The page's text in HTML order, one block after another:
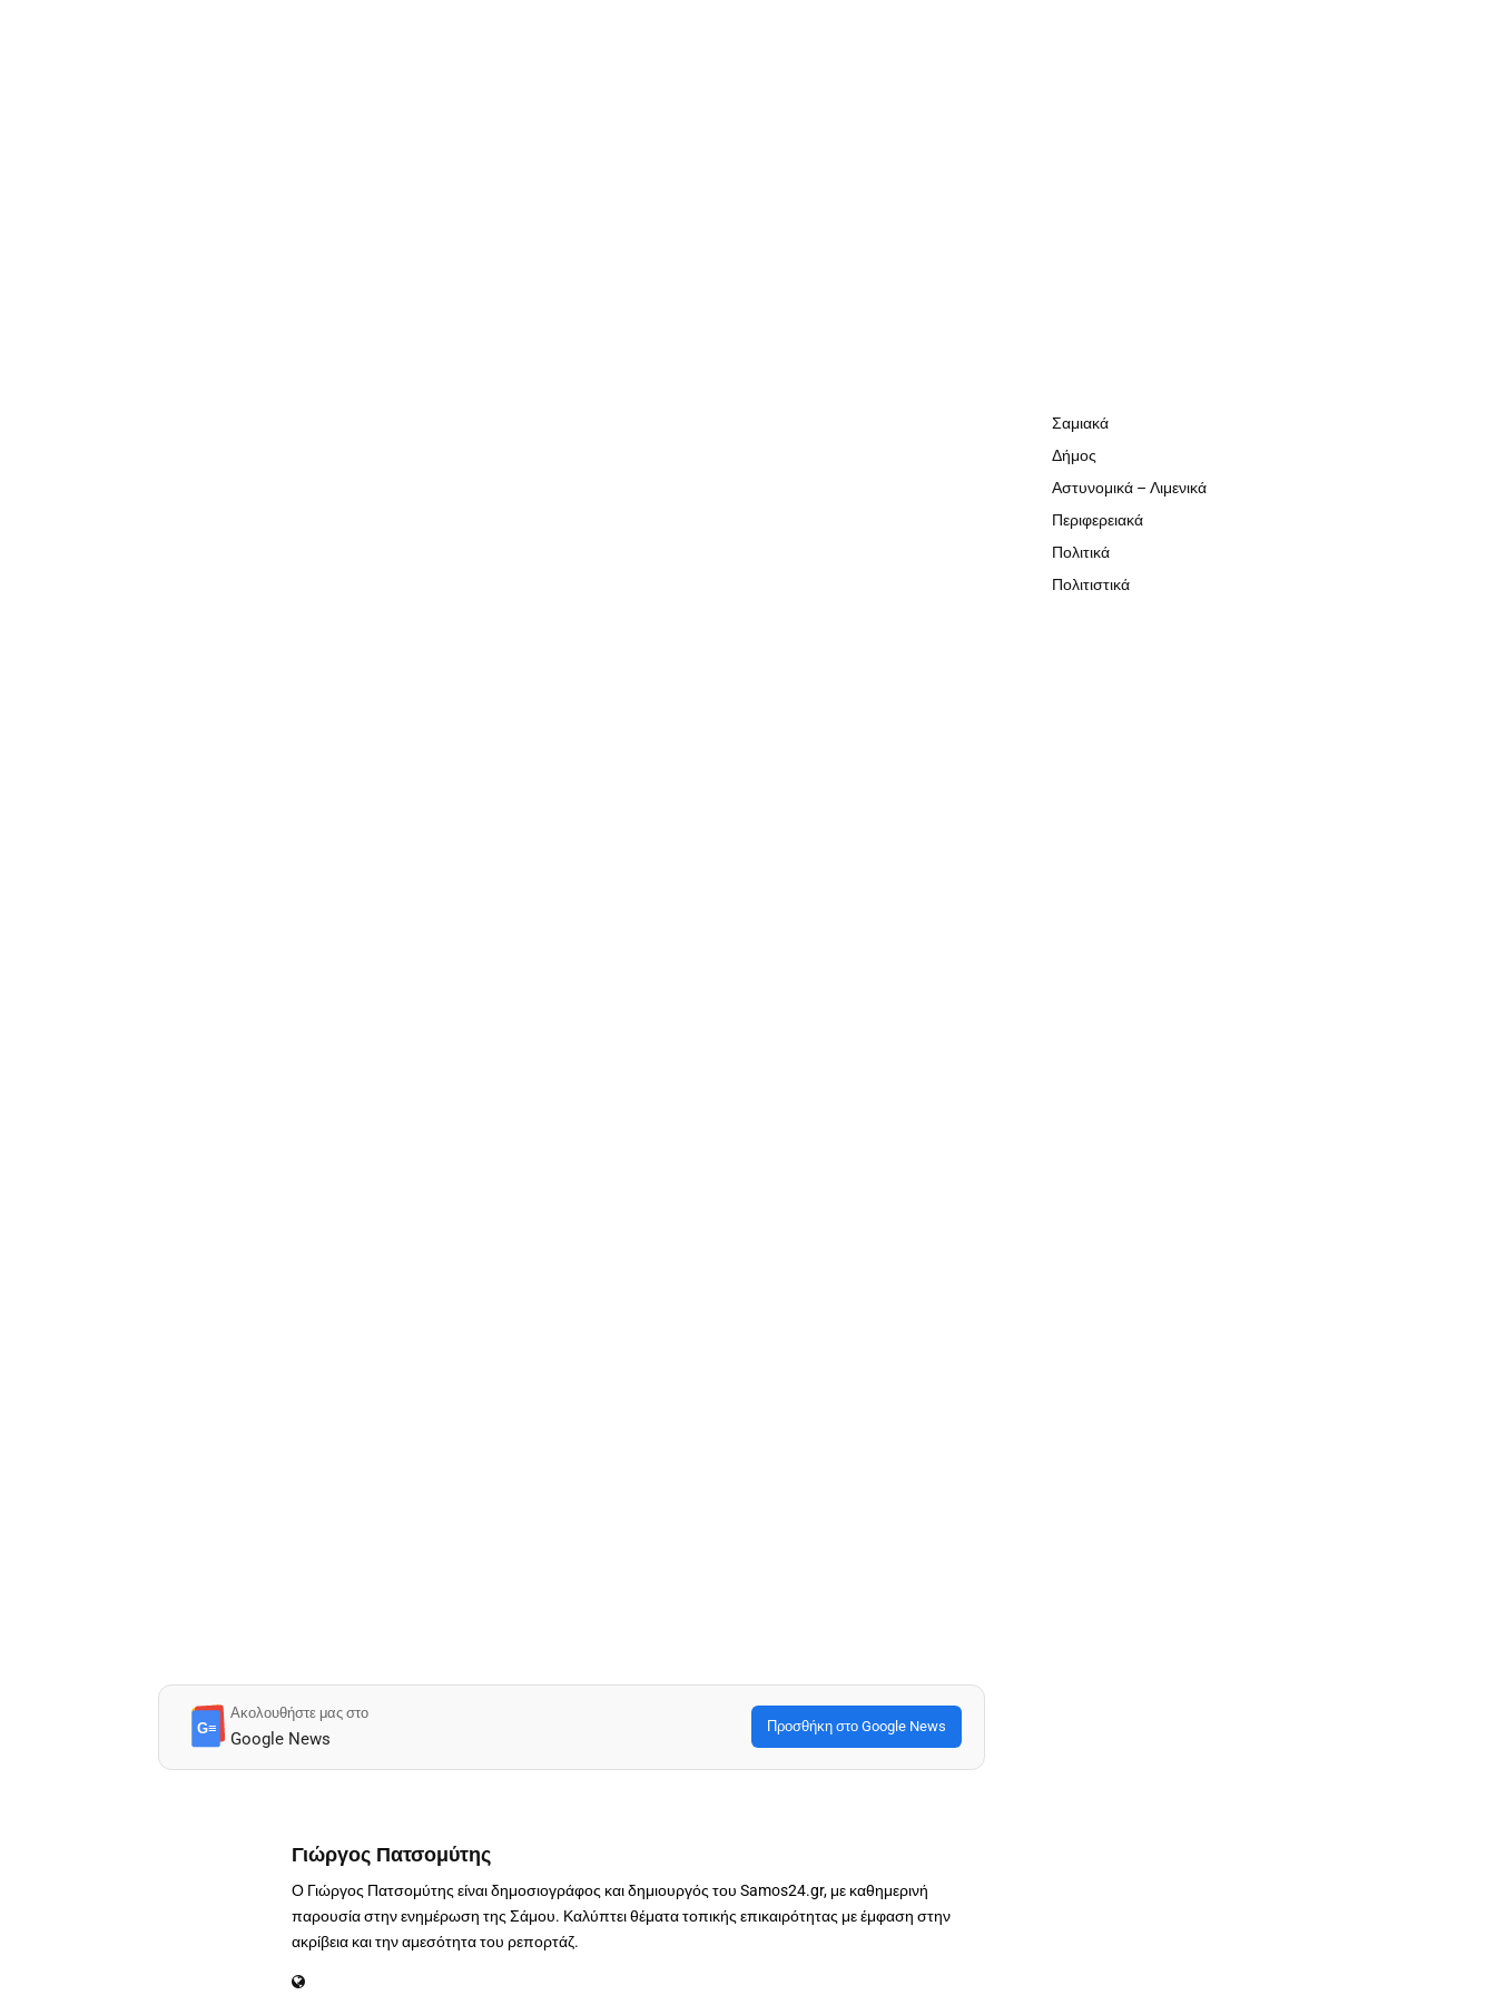
G≡
Ακολουθήστε μας στο
Google News
Προσθήκη στο Google News
Γιώργος Πατσομύτης
Ο Γιώργος Πατσομύτης είναι δημοσιογράφος και δημιουργός του Samos24.gr, με καθημερινή
παρουσία στην ενημέρωση της Σάμου. Καλύπτει θέματα τοπικής επικαιρότητας με έμφαση στην
ακρίβεια και την αμεσότητα του ρεπορτάζ.
Σαμιακά
Δήμος
Αστυνομικά – Λιμενικά
Περιφερειακά
Πολιτικά
Πολιτιστικά